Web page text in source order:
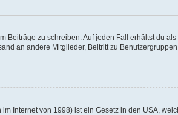
Beiträge zu schreiben. Auf jeden Fall erhältst du
an andere Mitglieder, Beitritt zu
Internet von 1998) ist ein Gesetz in den USA,